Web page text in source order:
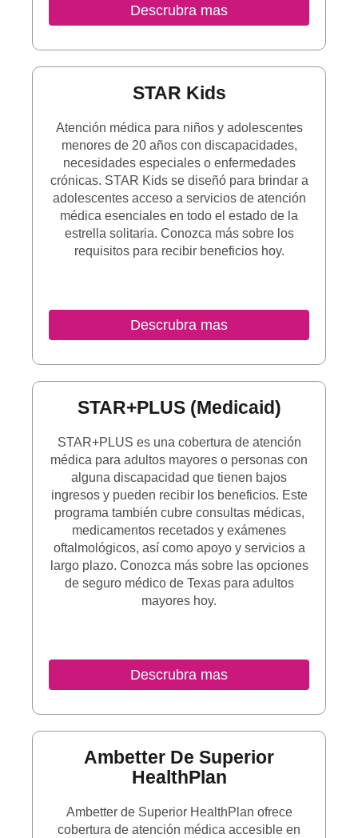
Descrubra mas
STAR Kids
Atención médica para niños y adolescentes
menores de 20 años con discapacidades,
necesidades especiales o enfermedades
crónicas. STAR Kids se diseñó para brindar a
adolescentes acceso a servicios de atención
médica esenciales en todo el estado de la
estrella solitaria. Conozca más sobre los
requisitos para recibir beneficios hoy.
Descrubra mas
STAR+PLUS (Medicaid)
STAR+PLUS es una cobertura de atención
médica para adultos mayores o personas con
alguna discapacidad que tienen bajos
ingresos y pueden recibir los beneficios. Este
programa también cubre consultas médicas,
medicamentos recetados y exámenes
oftalmológicos, así como apoyo y servicios a
largo plazo. Conozca más sobre las opciones
de seguro médico de Texas para adultos
mayores hoy.
Descrubra mas
Ambetter De Superior
HealthPlan
Ambetter de Superior HealthPlan ofrece
cobertura de atención médica accesible en